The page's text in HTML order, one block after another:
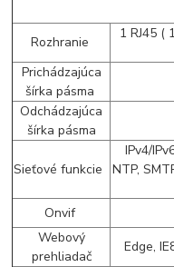
Rozhranie
1 RJ45 (
Prichádzajúca
šírka pásma
Odchádzajúca
šírka pásma
Sieťové funkcie
IPv4/
NTP,
Onvif
Webový
prehliadač
Edge,